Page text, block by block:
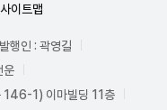
사이트맵
행인 : 곽영길
운
146-1) 이마빌딩 11층